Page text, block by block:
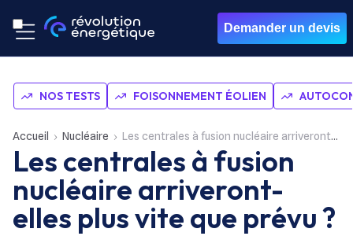
Demander un devis
NOS TESTS FOISONNEMENT ÉOLIEN
Accueil Nucléaire Les centrales à fusion nucléaire arriveront-elles plus vite que prévu ?
Les centrales à fusion
nucléaire arriveront-
elles plus vite que prévu ?